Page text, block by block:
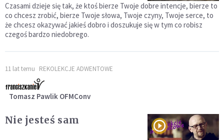
Czasami dzieje się tak, że ktoś bierze Twoje dobre intencje, bierze to
co chcesz zrobić, bierze Twoje słowa, Twoje czyny, Twoje serce, to
że chcesz okazywać jakieś dobro i doszukuje się w tym co robisz
czegoś bardzo niedobrego.
11 lat temu REKOLEKCJE ADWENTOWE
Tomasz Pawlik OFMConv
Nie jesteś sam